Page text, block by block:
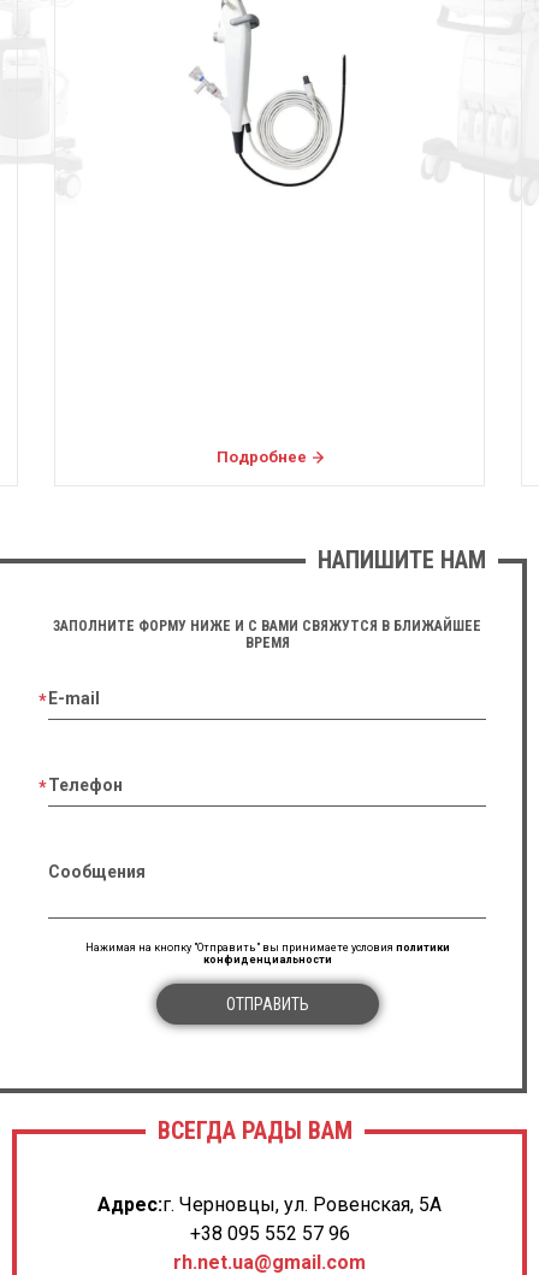
Подробнее
НАПИШИТЕ НАМ
ЗАПОЛНИТЕ ФОРМУ НИЖЕ И С ВАМИ СВЯЖУТСЯ В БЛИЖАЙШЕЕ
ВРЕМЯ
E-mail
Телефон
Сообщения
Нажимая на кнопку "Отправить" вы принимаете условия политики
конфиденциальности
ОТПРАВИТЬ
ВСЕГДА РАДЫ ВАМ
Адрес:г. Черновцы, ул. Ровенская, 5А
+38 095 552 57 96
rh.net.ua@gmail.com